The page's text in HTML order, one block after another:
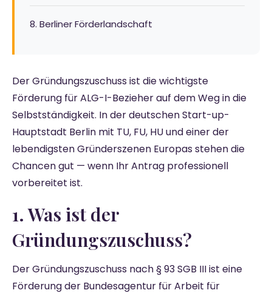
8. Berliner Förderlandschaft
Der Gründungszuschuss ist die wichtigste
Förderung für ALG-I-Bezieher auf dem Weg in die
Selbstständigkeit. In der deutschen Start-up-
Hauptstadt Berlin mit TU, FU, HU und einer der
lebendigsten Gründerszenen Europas stehen die
Chancen gut — wenn Ihr Antrag professionell
vorbereitet ist.
1. Was ist der
Gründungszuschuss?
Der Gründungszuschuss nach § 93 SGB III ist eine
Förderung der Bundesagentur für Arbeit für